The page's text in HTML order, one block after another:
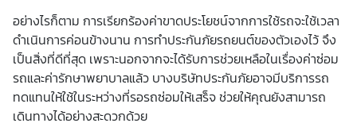
อย่างไรก็ตาม การเรียกร้องค่าขาดประโยชน์จากการใช้รถจะใช้เวลา
ดำเนินการค่อนข้างนาน การทำประกันภัยรถยนต์ของตัวเองไว้ จึง
เป็นสิ่งที่ดีที่สุด เพราะนอกจากจะได้รับการช่วยเหลือในเรื่องค่าซ่อม
รถและค่ารักษาพยาบาลแล้ว บางบริษัทประกันภัยอาจมีบริการรถ
ทดแทนให้ใช้ในระหว่างที่รอรถซ่อมให้เสร็จ ช่วยให้คุณยังสามารถ
เดินทางได้อย่างสะดวกด้วย